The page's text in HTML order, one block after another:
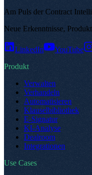
Am Puls der Contract
Neue Erkenntnisse,
LinkedIn YouTube
Produkt
Verwalten
Verhandeln
Automatisieren
Klauselbibliothek
E-Signatur
KI-Analyse
Dealroom
Integrationen
Use Cases